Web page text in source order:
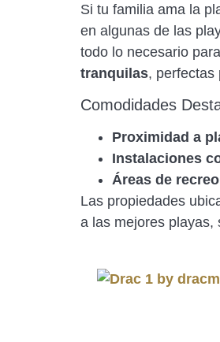
Si tu familia ama la
en algunas de las
todo lo necesario
tranquilas, perfectas
Comodidades
Proximidad a
Instalaciones
Áreas de recreo
Las propiedades
a las mejores playas,